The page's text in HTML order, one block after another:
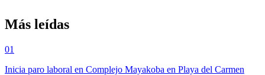
Más leídas
01
Inicia paro laboral en Complejo Mayakoba en Playa del Carmen